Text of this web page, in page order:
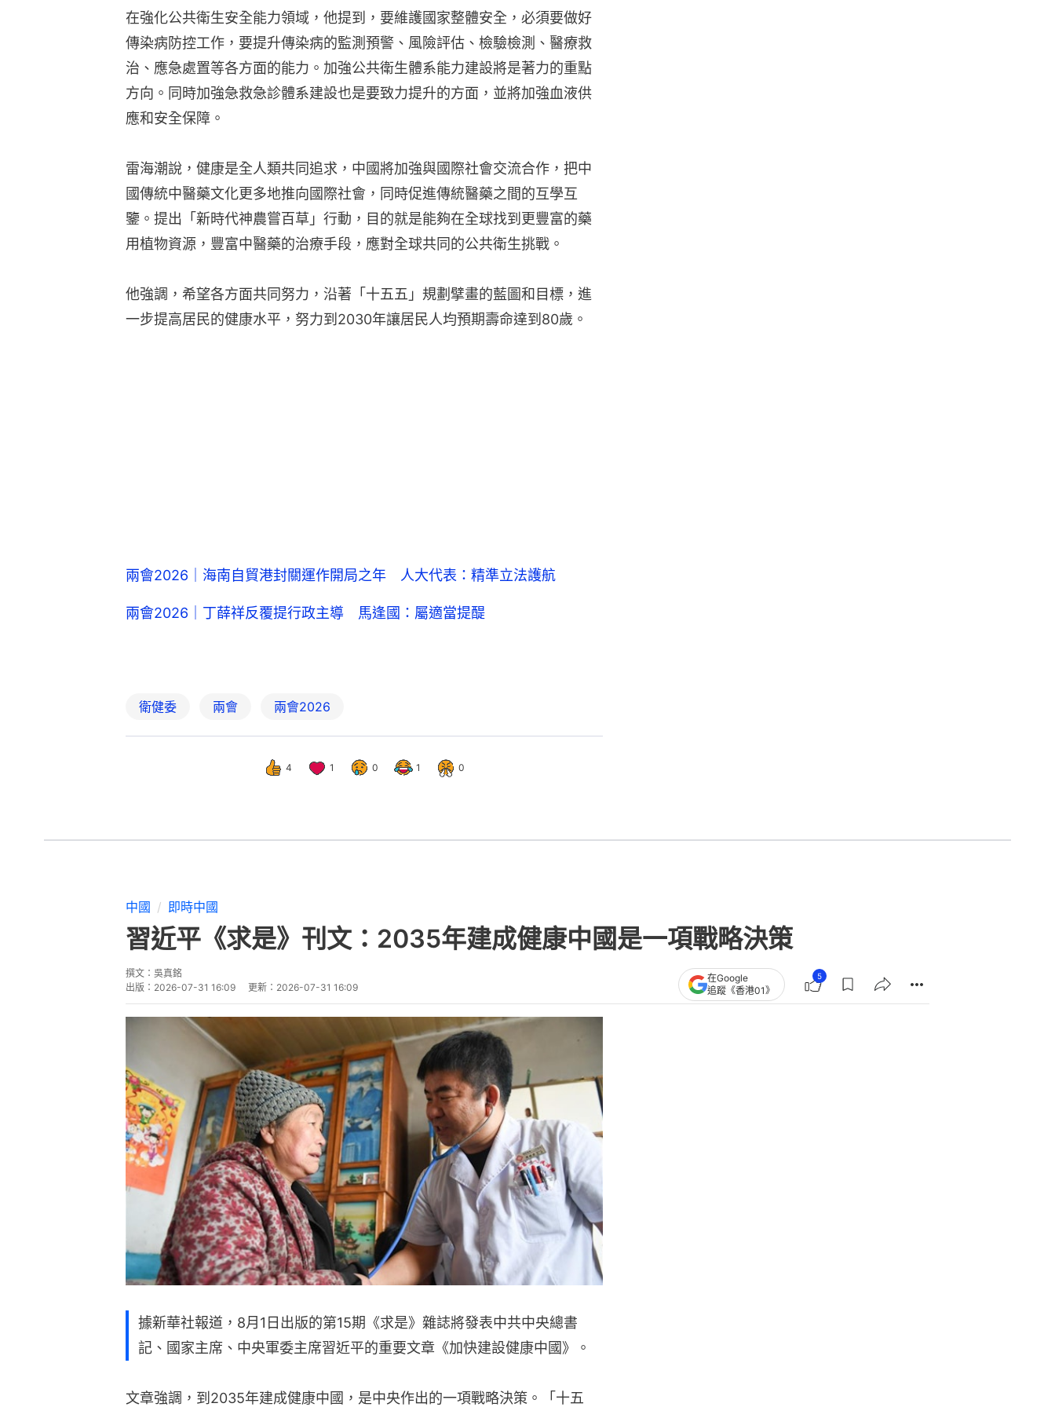
在強化公共衛生安全能力領域，他提到，要維護國家整體安全，必須要做好
傳染病防控工作，要提升傳染病的監測預警、風險評估、檢驗檢測、醫療救
治、應急處置等各方面的能力。加強公共衛生體系能力建設將是著力的重點
方向。同時加強急救急診體系建設也是要致力提升的方面，並將加強血液供
應和安全保障。
雷海潮說，健康是全人類共同追求，中國將加強與國際社會交流合作，把中
國傳統中醫藥文化更多地推向國際社會，同時促進傳統醫藥之間的互學互
鑒。提出「新時代神農嘗百草」行動，目的就是能夠在全球找到更豐富的藥
用植物資源，豐富中醫藥的治療手段，應對全球共同的公共衛生挑戰。
他強調，希望各方面共同努力，沿著「十五五」規劃擘畫的藍圖和目標，進
一步提高居民的健康水平，努力到2030年讓居民人均預期壽命達到80歲。
兩會2026｜海南自貿港封關運作開局之年 人大代表：精準立法護航
兩會2026｜丁薛祥反覆提行政主導 馬逢國：屬適當提醍
衛健委 兩會 兩會2026
4 1 0 1 0
習近平《求是》刊文：2035年建成健康中國是一項戰略決策
出版： 2026-07-31 16:09
追蹤《香港01》
記、國家主席、中央軍委主席習近平的重要文章《加快建設健康中國》。